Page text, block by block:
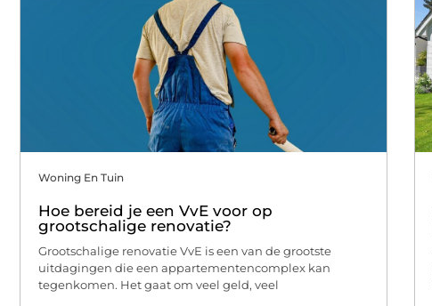
Woning En Tuin
Hoe bereid je een VvE voor op
grootschalige renovatie?
Grootschalige renovatie VvE is een van de grootste
uitdagingen die een appartementencomplex kan
tegenkomen. Het gaat om veel geld, veel